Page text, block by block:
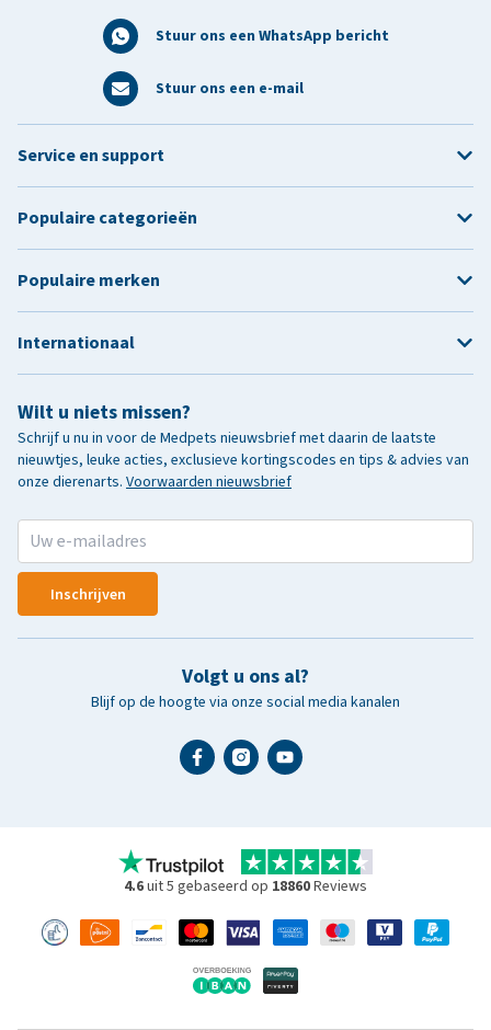
Stuur ons een WhatsApp bericht
Stuur ons een e-mail
Wilt u niets missen?
Schrijf u nu in voor de Medpets nieuwsbrief met daarin de laatste
nieuwtjes, leuke acties, exclusieve kortingscodes en tips & advies van
onze dierenarts. Voorwaarden nieuwsbrief
Inschrijven
Volgt u ons al?
Blijf op de hoogte via onze social media kanalen
Service en support
Populaire categorieën
Populaire merken
Internationaal
4.6uit 5 gebaseerd op 18860Reviews